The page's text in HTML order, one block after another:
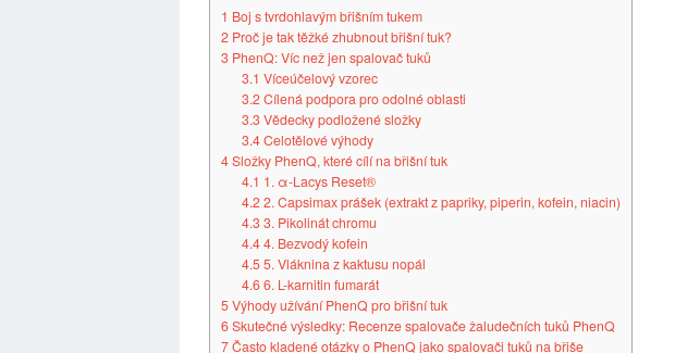
1 Boj s tvrdohlavým břišním tukem
2 Proč je tak těžké zhubnout břišní tuk?
3 PhenQ: Víc než jen spalovač tuků
3.1 Víceúčelový vzorec
3.2Cílená podpora pro odolné oblasti
3.3Vědecky podložené složky
3.4Celotělové výhody
4Složky PhenQ, které cílí na břišní tuk
4.1 1. α-Lacys Reset®
4.22. Capsimax prášek (extrakt z papriky, piperin, kofein, niacin)
4.33. Pikolinát chromu
4.44. Bezvodý kofein
4.55. Vláknina z kaktusu nopál
4.66. L-karnitin fumarát
5Výhody užívání PhenQ pro břišní tuk
6Skutečné výsledky: Recenze spalovače žaludečních tuků PhenQ
7Často kladené otázky o PhenQ jako spalovači tuků na břiše